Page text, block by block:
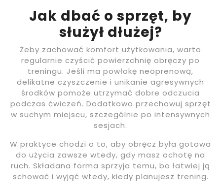
Jak dbać o sprzęt, by
służył dłużej?
Żeby zachować komfort użytkowania, warto
regularnie czyścić powierzchnię obręczy po
treningu. Jeśli ma powłokę neoprenową,
delikatne czyszczenie i unikanie agresywnych
środków pomoże utrzymać dobre odczucia
podczas ćwiczeń. Dodatkowo przechowuj sprzęt
w suchym miejscu, szczególnie po intensywnych
sesjach.
W praktyce chodzi o to, aby obręcz była gotowa
do użycia zawsze wtedy, gdy masz ochotę na
ruch. Składana forma sprzyja temu, bo łatwiej ją
schować i wyjąć wtedy, kiedy planujesz trening.